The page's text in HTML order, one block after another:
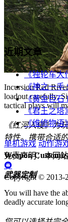
Incursion Red
loadout carefully.
tactical plays will
《红河入侵》为
特性。携带合适
Weapon
武器定制
You will have the
deadly accurate
近期文章
《独轮车大
《神之一手
《黄金巨石
《君王之塔
《维修物语
单机游戏 动作游
免责声明：本网
Copyright © 2013-